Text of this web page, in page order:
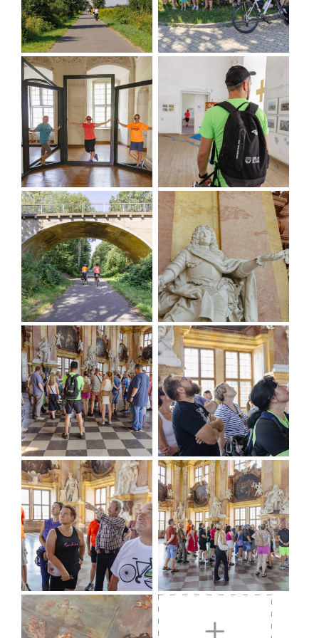
Brama główna do zespołu pocysterskiego w Lubiążu, wewnątrz
Karczma Cysterska, fot. Marta Kamińska
Z Lubiąża trasa prowadzi w kierunku Domaszkowa,
gdzie warto odwiedzićPasiekę Zuzia(to miejsce
jest certyfikowane jako Miejsce Przyjazne
Rowerzystom - miejsce wypoczynku i edukacji
pszczelarskiej, można też zorganizować tu piknik -
wcześniej należy uzgodnić wszystko z
właścicielami) oraz Bar Zacisze - praktycznie
jedyny w okolicy lokal gastronomiczny, gdzie można
bardzo smacznie i w rozsądnych cenach zjeść
posiłek.
Zagroda edukacyjna w Miejscu Przyjaznym Rowerzystom -
Pasiece Zuzia w Domaszkowie, fot. Marta Kamińska
Po odpoczynku trasa wiedzie w stronę
Krzydliny